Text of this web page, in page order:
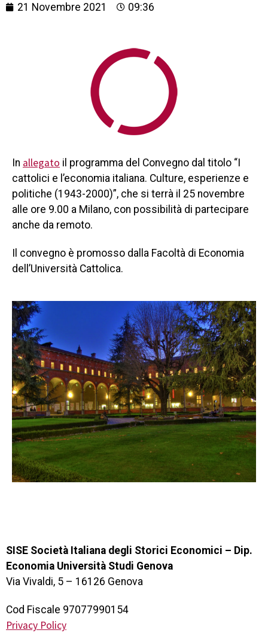
21 Novembre 2021 09:36
In allegato il programma del Convegno dal titolo “I
cattolici e l’economia italiana. Culture, esperienze e
politiche (1943-2000)”, che si terrà il 25 novembre
alle ore 9.00 a Milano, con possibilità di partecipare
anche da remoto.
Il convegno è promosso dalla Facoltà di Economia
dell’Università Cattolica.
SISE Società Italiana degli Storici Economici – Dip.
Economia Università Studi Genova
Via Vivaldi, 5 – 16126 Genova
Cod Fiscale 97077990154
Privacy Policy